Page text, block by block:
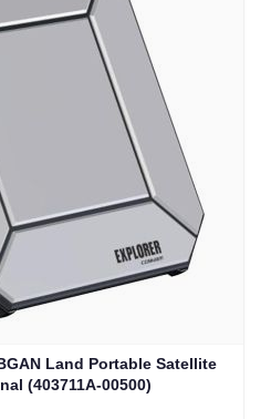
Land Portable Satellite
(403711A-00500)